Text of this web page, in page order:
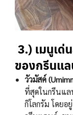
3.)เมนูเด่
ของกรีนแ
วัวมัสค์ (
ที่สุดในกรีนแล
กิโลกรัม โดยอ